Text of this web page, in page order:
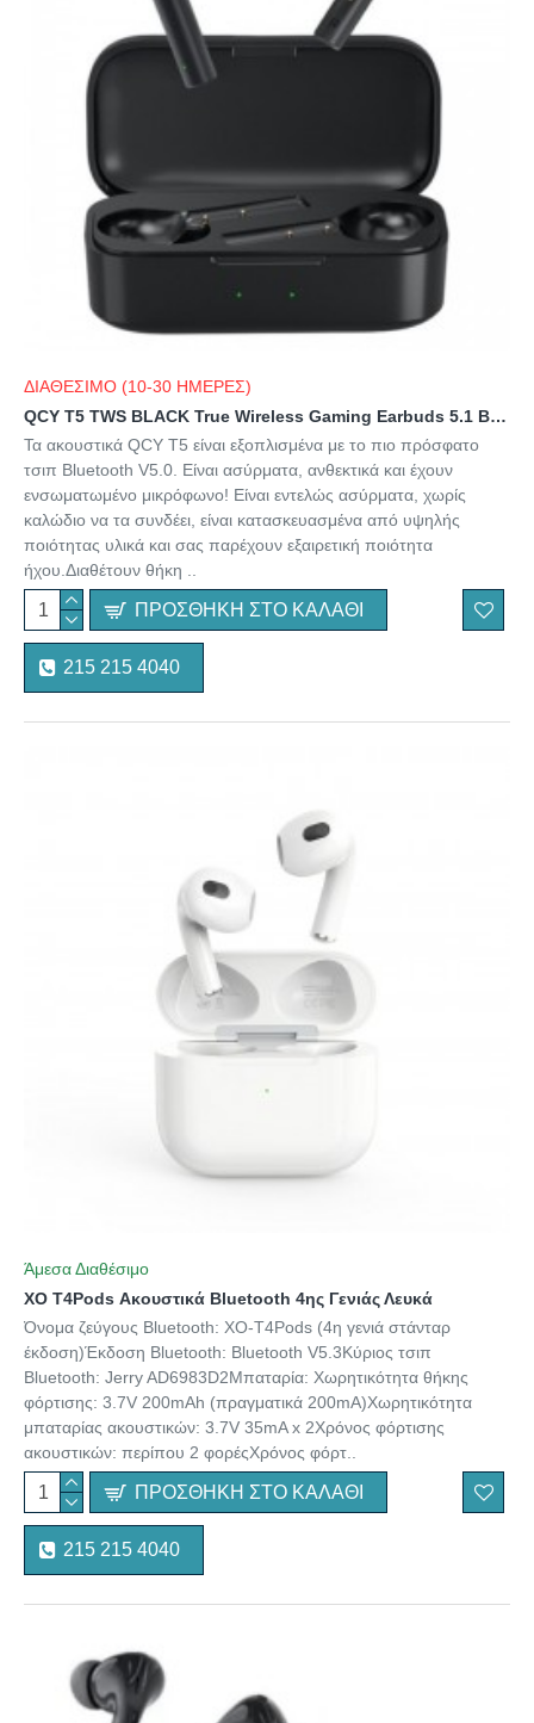
ΔΙΑΘΕΣΙΜΟ (10-30 ΗΜΕΡΕΣ)
QCY T5 TWS BLACK True Wireless Gaming Earbuds 5.1 Bluetooth Headphones ENC IPX5 Speaker 6mm 5hrs
Τα ακουστικά QCY T5 είναι εξοπλισμένα με το πιο πρόσφατο
τσιπ Bluetooth V5.0. Είναι ασύρματα, ανθεκτικά και έχουν
ενσωματωμένο μικρόφωνο! Είναι εντελώς ασύρματα, χωρίς
καλώδιο να τα συνδέει, είναι κατασκευασμένα από υψηλής
ποιότητας υλικά και σας παρέχουν εξαιρετική ποιότητα
ήχου.Διαθέτουν θήκη ..
ΠΡΟΣΘΉΚΗ ΣΤΟ ΚΑΛΆΘΙ
215 215 4040
Άμεσα Διαθέσιμο
XO T4Pods Ακουστικά Bluetooth 4ης Γενιάς Λευκά
Όνομα ζεύγους Bluetooth: XO-T4Pods (4η γενιά στάνταρ
έκδοση)Έκδοση Bluetooth: Bluetooth V5.3Κύριος τσιπ
Bluetooth: Jerry AD6983D2Μπαταρία: Χωρητικότητα θήκης
φόρτισης: 3.7V 200mAh (πραγματικά 200mA)Χωρητικότητα
μπαταρίας ακουστικών: 3.7V 35mA x 2Χρόνος φόρτισης
ακουστικών: περίπου 2 φορέςΧρόνος φόρτ..
ΠΡΟΣΘΉΚΗ ΣΤΟ ΚΑΛΆΘΙ
215 215 4040